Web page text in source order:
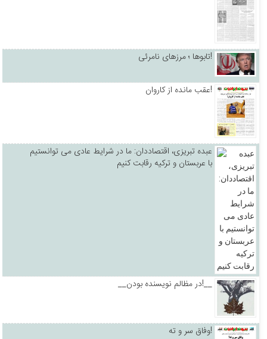
تابوها ؛ مرزهای نامرئی!
عقب مانده از کاروان!
عبده تبریزی، اقتصاددان: ما در شرایط عادی می توانستیم
با عربستان و ترکیه رقابت کنیم
__در مظالم نویسنده بودن!__
وفاق سر و ته!